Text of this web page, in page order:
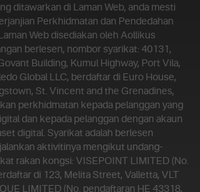
ditawarkan di Laman Web, anda mesti
Perkhidmatan dan Pendedahan
Web disediakan oleh Aollikus
berlesen, nombor syarikat: 40131,
Building, Kumul Highway, Port Vila,
Global LLC, berdaftar di Euro House,
St. Vincent and the Grenadines,
perkhidmatan kepada pelanggan yang
dan kepada pelanggan dengan akaun
digital. Syarikat adalah berlesen
aktivitinya mengikut undang-
rakan kongsi: VISEPOINT LIMITED (No.
di 123, Melita Street, Valletta, VLT
LIMITED (No. pendaftaran HE 43318,